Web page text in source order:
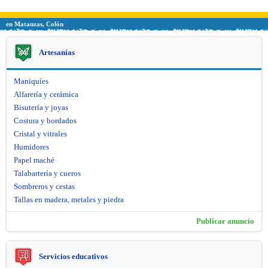
en Matanzas, Colón
Artesanías
Maniquíes
Alfarería y cerámica
Bisutería y joyas
Costura y bordados
Cristal y vitrales
Humidores
Papel maché
Talabartería y cueros
Sombreros y cestas
Tallas en madera, metales y piedra
Publicar anuncio
Servicios educativos